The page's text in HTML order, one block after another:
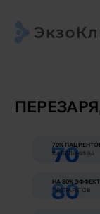
70%
КАПЕЛЬНИЦЫ
НА 80%
ПРЕПАРАТОВ